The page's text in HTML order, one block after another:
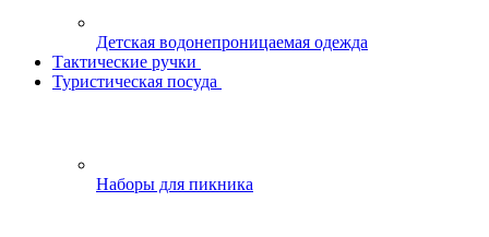
Детская водонепроницаемая одежда
Тактические ручки
Туристическая посуда
Наборы для пикника